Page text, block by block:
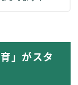
」がスタ